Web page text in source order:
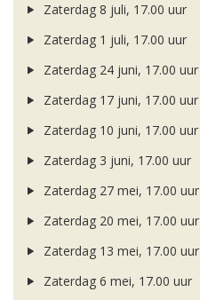
Zaterdag 8 juli, 17.00 uur
Zaterdag 1 juli, 17.00 uur
Zaterdag 24 juni, 17.00 uur
Zaterdag 17 juni, 17.00 uur
Zaterdag 10 juni, 17.00 uur
Zaterdag 3 juni, 17.00 uur
Zaterdag 27 mei, 17.00 uur
Zaterdag 20 mei, 17.00 uur
Zaterdag 13 mei, 17.00 uur
Zaterdag 6 mei, 17.00 uur